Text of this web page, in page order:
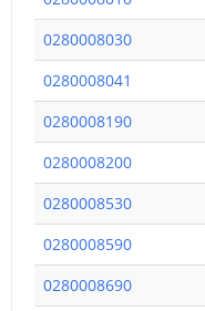
0280008030
0280008041
0280008190
0280008200
0280008530
0280008590
0280008690